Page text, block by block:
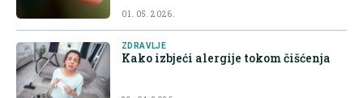
01. 05. 2026.
ZDRAVLJE
Kako izbjeći alergije tokom čišćenja